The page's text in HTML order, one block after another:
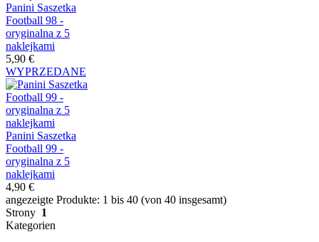
Panini Saszetka
Football 98 -
oryginalna z 5
naklejkami
5,90 €
WYPRZEDANE
Panini Saszetka
Football 99 -
oryginalna z 5
naklejkami
4,90 €
angezeigte Produkte: 1 bis 40 (von 40 insgesamt)
Strony 1
Kategorien